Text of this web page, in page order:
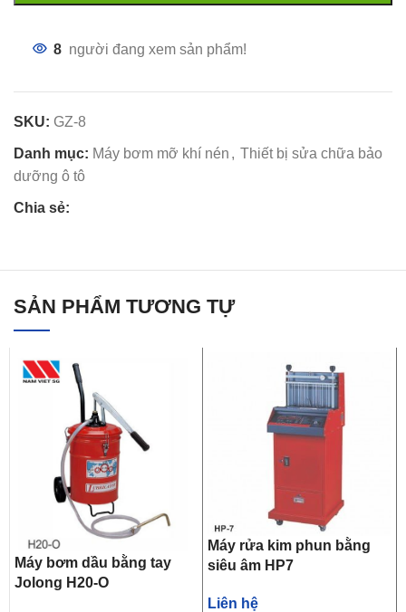
8 người đang xem sản phẩm!
SKU: GZ-8
Danh mục: Máy bơm mỡ khí nén , Thiết bị sửa chữa bảo
dưỡng ô tô
Chia sẻ:
SẢN PHẨM TƯƠNG TỰ
Máy bơm dầu bằng tay
Jolong H20-O
Máy rửa kim phun bằng
siêu âm HP7
Liên hệ